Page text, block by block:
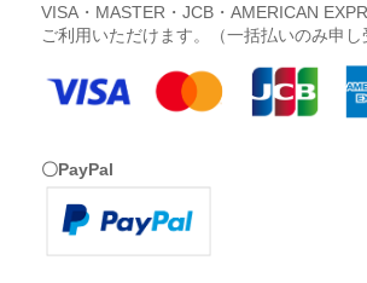
VISA・MASTER・JCB・AMERICAN
ご利用いただけます。（一括払いのみ申し
〇PayPal